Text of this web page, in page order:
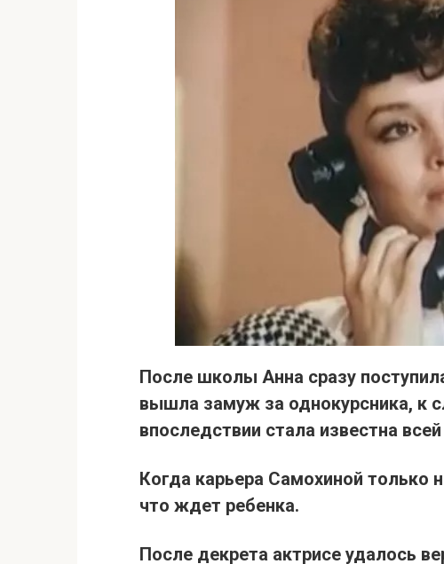
После школы Анна сразу
вышла замуж за однокурсника, к
впоследствии стала известна
Когда карьера Самохиной только
что ждет ребенка.
После декрета актрисе удалось